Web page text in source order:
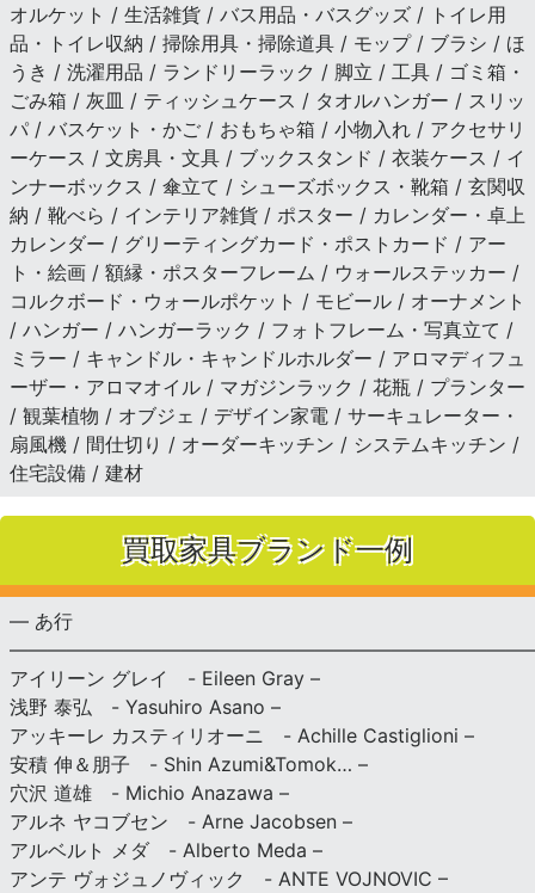
オルケット / 生活雑貨 / バス用品・バスグッズ / トイレ用
品・トイレ収納 / 掃除用具・掃除道具 / モップ / ブラシ / ほ
うき / 洗濯用品 / ランドリーラック / 脚立 / 工具 / ゴミ箱・
ごみ箱 / 灰皿 / ティッシュケース / タオルハンガー / スリッ
パ / バスケット・かご / おもちゃ箱 / 小物入れ / アクセサリ
ーケース / 文房具・文具 / ブックスタンド / 衣装ケース / イ
ンナーボックス / 傘立て / シューズボックス・靴箱 / 玄関収
納 / 靴べら / インテリア雑貨 / ポスター / カレンダー・卓上
カレンダー / グリーティングカード・ポストカード / アー
ト・絵画 / 額縁・ポスターフレーム / ウォールステッカー /
コルクボード・ウォールポケット / モビール / オーナメント
/ ハンガー / ハンガーラック / フォトフレーム・写真立て /
ミラー / キャンドル・キャンドルホルダー / アロマディフュ
ーザー・アロマオイル / マガジンラック / 花瓶 / プランター
/ 観葉植物 / オブジェ / デザイン家電 / サーキュレーター・
扇風機 / 間仕切り / オーダーキッチン / システムキッチン /
住宅設備 / 建材
買取家具ブランド一例
— あ行
アイリーン グレイ - Eileen Gray –
浅野 泰弘 - Yasuhiro Asano –
アッキーレ カスティリオーニ - Achille Castiglioni –
安積 伸＆朋子 - Shin Azumi&Tomok… –
穴沢 道雄 - Michio Anazawa –
アルネ ヤコブセン - Arne Jacobsen –
アルベルト メダ - Alberto Meda –
アンテ ヴォジュノヴィック - ANTE VOJNOVIC –